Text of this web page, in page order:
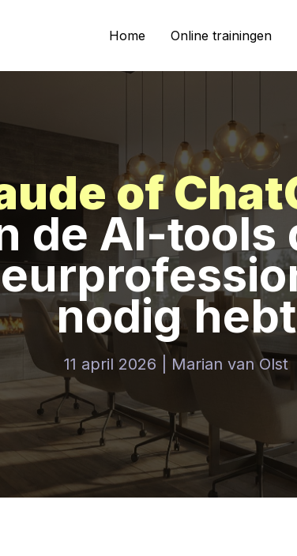
Home Online trainingen
of
de AI-tools
nodig hebt
11 april 2026 | Marian van Olst